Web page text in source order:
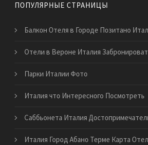
ПОПУЛЯРНЫЕ СТРАНИЦЫ
Балкон Отеля в Городе Позитано
Отели в Вероне Италия
Парки Италии Фото
Италия что Интересного Посмотреть
Саббьонета Италия
Италия Город Абано Терме Карта